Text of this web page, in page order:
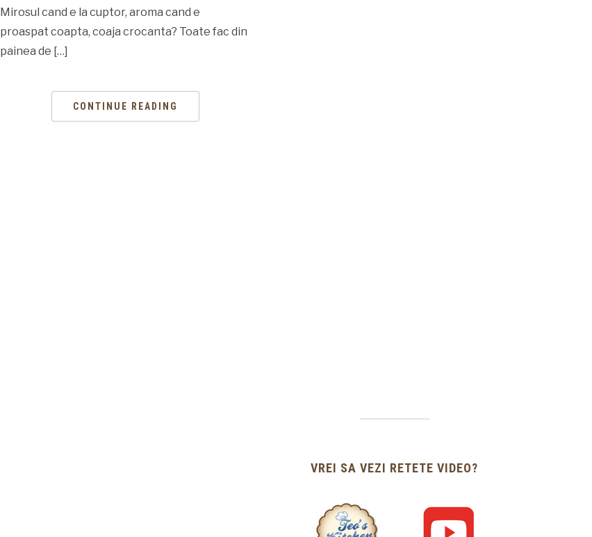
Mirosul cand e la cuptor, aroma cand e
proaspat coapta, coaja crocanta? Toate fac din
painea de […]
CONTINUE READING
VREI SA VEZI RETETE VIDEO?